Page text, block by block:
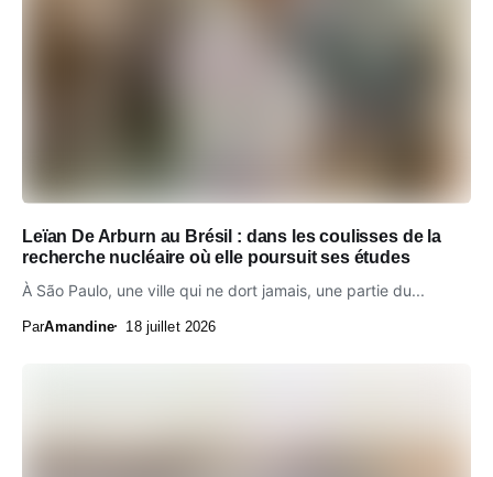
Leïan De Arburn au Brésil : dans les coulisses de la
recherche nucléaire où elle poursuit ses études
À São Paulo, une ville qui ne dort jamais, une partie du...
ParAmandine 18 juillet 2026